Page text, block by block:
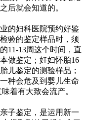
后就会知道的。
的妇科医院预约好鉴
验的鉴定样品时，须
11-13周这个时间，直
做鉴定；妊妇怀胎16
儿鉴定的测验样品；
种会危及到婴儿生命
着有大致会流产。
子鉴定，是运用新一